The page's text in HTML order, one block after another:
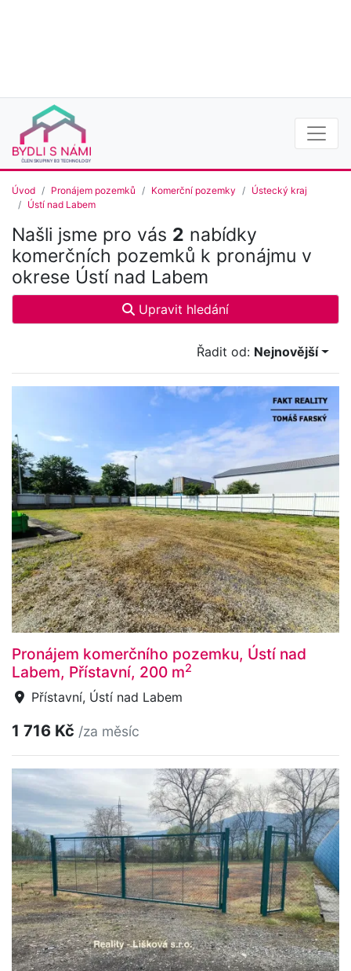
Úvod Pronájem pozemků Komerční pozemky
Ústecký kraj
Ústí nad Labem
Našli jsme pro vás 2 nabídky
komerčních pozemků k pronájmu v
okrese Ústí nad Labem
Upravit hledání
Řadit od: Nejnovější
Pronájem komerčního pozemku, Ústí nad
Labem, Přístavní, 200 m2
Přístavní, Ústí nad Labem
1 716 Kč /za měsíc